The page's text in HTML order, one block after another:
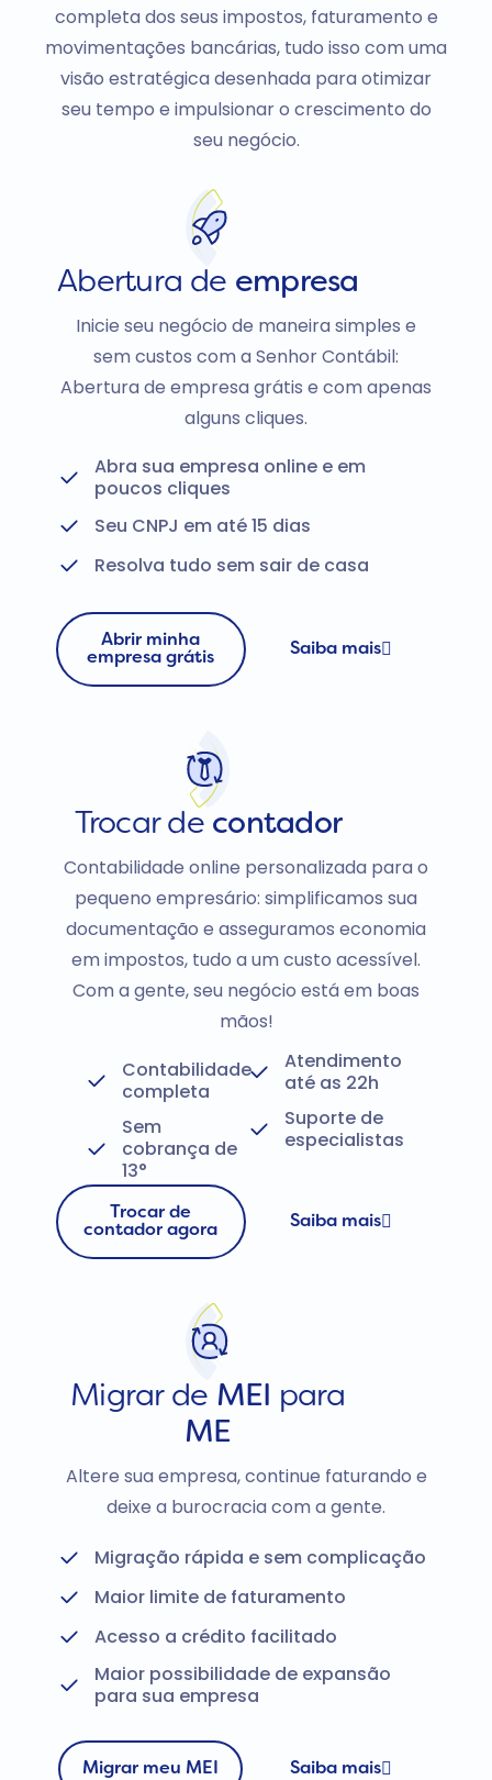
completa dos seus impostos, faturamento e
movimentações bancárias, tudo isso com uma
visão estratégica desenhada para otimizar
seu tempo e impulsionar o crescimento do
seu negócio.
Abertura de empresa
Inicie seu negócio de maneira simples e
sem custos com a Senhor Contábil:
Abertura de empresa grátis e com apenas
alguns cliques.
Abra sua empresa online e em
poucos cliques
Seu CNPJ em até 15 dias
Resolva tudo sem sair de casa
Abrir minha
empresa grátis
Saiba mais
Trocar de contador
Contabilidade online personalizada para o
pequeno empresário: simplificamos sua
documentação e asseguramos economia
em impostos, tudo a um custo acessível.
Com a gente, seu negócio está em boas
mãos!
Contabilidade
completa
Sem
cobrança de
13°
Atendimento
até as 22h
Suporte de
especialistas
Trocar de
contador agora
Saiba mais
Migrar de MEI para
ME
Altere sua empresa, continue faturando e
deixe a burocracia com a gente.
Migração rápida e sem complicação
Maior limite de faturamento
Acesso a crédito facilitado
Maior possibilidade de expansão
para sua empresa
Migrar meu MEI Saiba mais